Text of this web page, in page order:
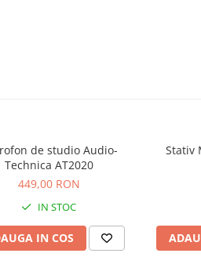
de studio Audio-
Technica AT2020
449,00 RON
IN STOC
IN COS
Stativ